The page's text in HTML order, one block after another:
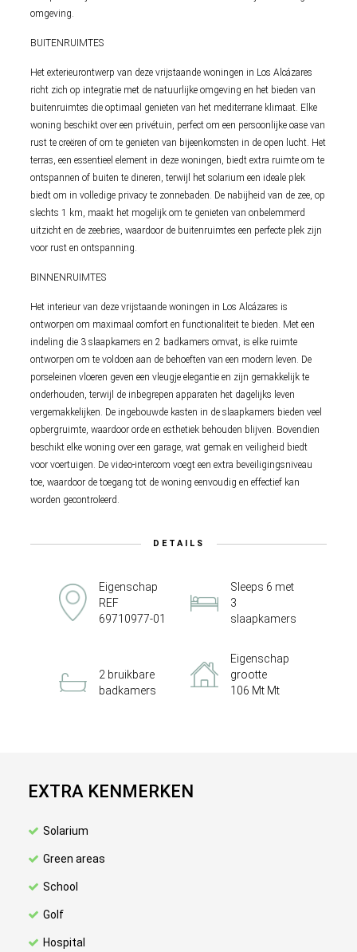
omgeving.
BUITENRUIMTES
Het exterieurontwerp van deze vrijstaande woningen in Los Alcázares
richt zich op integratie met de natuurlijke omgeving en het bieden van
buitenruimtes die optimaal genieten van het mediterrane klimaat. Elke
woning beschikt over een privétuin, perfect om een persoonlijke oase van
rust te creëren of om te genieten van bijeenkomsten in de open lucht. Het
terras, een essentieel element in deze woningen, biedt extra ruimte om te
ontspannen of buiten te dineren, terwijl het solarium een ideale plek
biedt om in volledige privacy te zonnebaden. De nabijheid van de zee, op
slechts 1 km, maakt het mogelijk om te genieten van onbelemmerd
uitzicht en de zeebries, waardoor de buitenruimtes een perfecte plek zijn
voor rust en ontspanning.
BINNENRUIMTES
Het interieur van deze vrijstaande woningen in Los Alcázares is
ontworpen om maximaal comfort en functionaliteit te bieden. Met een
indeling die 3 slaapkamers en 2 badkamers omvat, is elke ruimte
ontworpen om te voldoen aan de behoeften van een modern leven. De
porseleinen vloeren geven een vleugje elegantie en zijn gemakkelijk te
onderhouden, terwijl de inbegrepen apparaten het dagelijks leven
vergemakkelijken. De ingebouwde kasten in de slaapkamers bieden veel
opbergruimte, waardoor orde en esthetiek behouden blijven. Bovendien
beschikt elke woning over een garage, wat gemak en veiligheid biedt
voor voertuigen. De video-intercom voegt een extra beveiligingsniveau
toe, waardoor de toegang tot de woning eenvoudig en effectief kan
worden gecontroleerd.
DETAILS
Eigenschap
REF
69710977-01
Sleeps 6 met
3
slaapkamers
2 bruikbare
badkamers
Eigenschap
grootte
106 Mt Mt
EXTRA KENMERKEN
Solarium
Green areas
School
Golf
Hospital